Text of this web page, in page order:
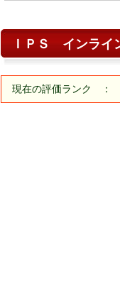
ＩＰＳ インラ
現在の評価ラン